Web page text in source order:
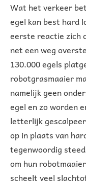
Wat het verkeer
egel kan best hard
eerste reactie zich
net een weg
130.000 egels
robotgrasmaaier
namelijk geen
egel en zo worden
letterlijk
op in plaats van
tegenwoordig
om hun
scheelt veel